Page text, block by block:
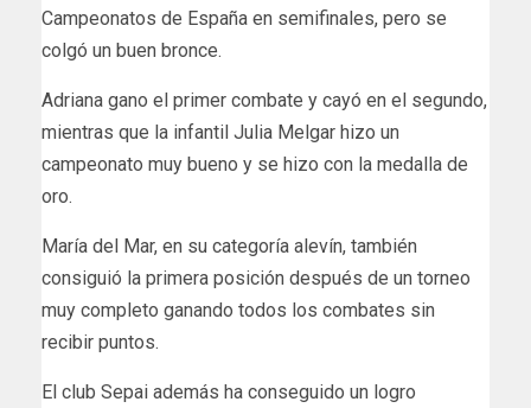
Campeonatos de España en semifinales, pero se
colgó un buen bronce.
Adriana gano el primer combate y cayó en el segundo,
mientras que la infantil Julia Melgar hizo un
campeonato muy bueno y se hizo con la medalla de
oro.
María del Mar, en su categoría alevín, también
consiguió la primera posición después de un torneo
muy completo ganando todos los combates sin
recibir puntos.
El club Sepai además ha conseguido un logro